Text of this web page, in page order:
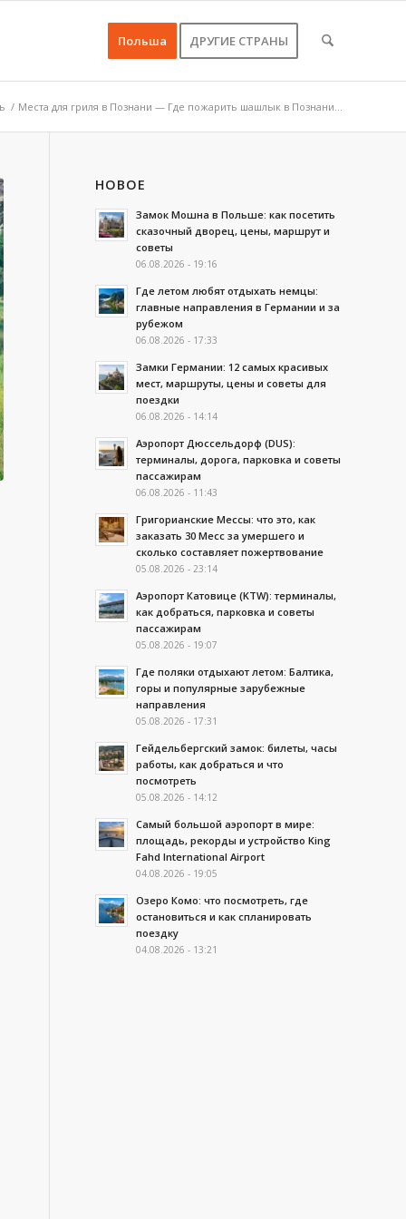
Польша ДРУГИЕ СТРАНЫ
/ Места для гриля в Познани — Где пожарить шашлык в Познани...
НОВОЕ
Замок Мошна в Польше: как посетить
сказочный дворец, цены, маршрут и
советы
06.08.2026 - 19:16
Где летом любят отдыхать немцы:
главные направления в Германии и за
рубежом
06.08.2026 - 17:33
Замки Германии: 12 самых красивых
мест, маршруты, цены и советы для
поездки
06.08.2026 - 14:14
Аэропорт Дюссельдорф (DUS):
терминалы, дорога, парковка и советы
пассажирам
06.08.2026 - 11:43
Григорианские Мессы: что это, как
заказать 30 Месс за умершего и
сколько составляет пожертвование
05.08.2026 - 23:14
Аэропорт Катовице (KTW): терминалы,
как добраться, парковка и советы
пассажирам
05.08.2026 - 19:07
Где поляки отдыхают летом: Балтика,
горы и популярные зарубежные
направления
05.08.2026 - 17:31
Гейдельбергский замок: билеты, часы
работы, как добраться и что
посмотреть
05.08.2026 - 14:12
Самый большой аэропорт в мире:
площадь, рекорды и устройство King
Fahd International Airport
04.08.2026 - 19:05
Озеро Комо: что посмотреть, где
остановиться и как спланировать
поездку
04.08.2026 - 13:21